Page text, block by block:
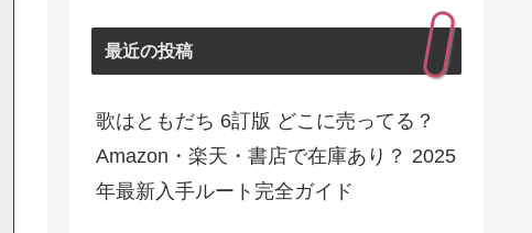
最近の投稿
歌はともだち 6訂版 どこに売ってる？
Amazon・楽天・書店で在庫あり？ 2025
年最新入手ルート完全ガイド